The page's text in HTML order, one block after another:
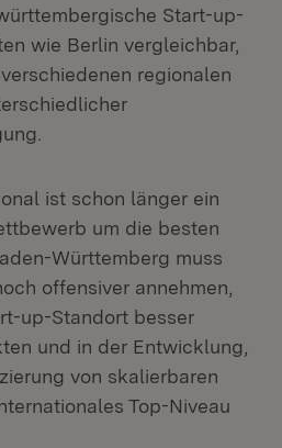
Start-up-
wie Berlin vergleichbar,
regionalen
ist schon länger ein
um die besten
Württemberg muss
offensiver annehmen,
up-Standort besser
und in der Entwicklung,
von skalierbaren
Top-Niveau